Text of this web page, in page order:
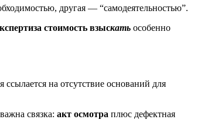
другая — “самодеятельностью”.
стоимость взыскать особенно
на отсутствие оснований для
связка: акт осмотра плюс дефектная